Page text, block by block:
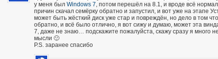
у меня был Windows 7, потом перешёл на 8.1, и вроде всё
причин скачал семёрку обратно и запустил, и вот уже на этапе
может быть жёсткий диск уже стар и повреждён, но дело в том
обратно, и всё было отлично, я вот сижу и думаю, может эта
7, даже не знаю… подскажите пожалуйста, скажу сразу я много
мысли 🙂
P.S. заранее спасибо